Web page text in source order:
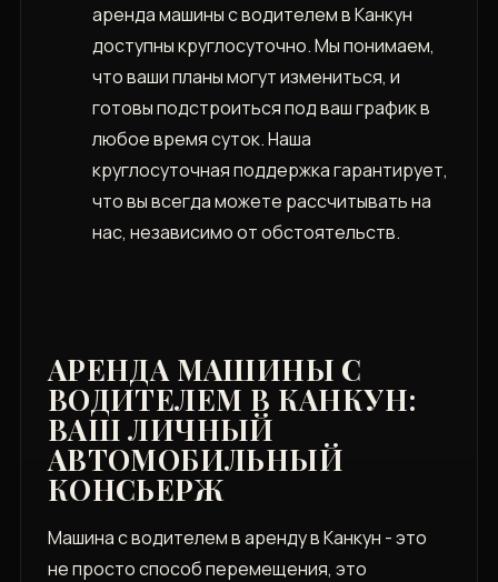
аренда машины с водителем в Канкун
доступны круглосуточно. Мы понимаем,
что ваши планы могут измениться, и
готовы подстроиться под ваш график в
любое время суток. Наша
круглосуточная поддержка гарантирует,
что вы всегда можете рассчитывать на
нас, независимо от обстоятельств.
АРЕНДА МАШИНЫ С
ВОДИТЕЛЕМ В КАНКУН:
ВАШ ЛИЧНЫЙ
АВТОМОБИЛЬНЫЙ
КОНСЬЕРЖ
Машина с водителем в аренду в Канкун - это
не просто способ перемещения, это